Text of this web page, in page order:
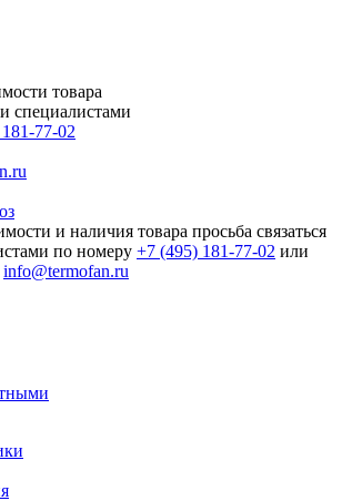
товара
специалистами
77-02
и наличия товара просьба связаться
по номеру +7 (495) 181-77-02 или
info@termofan.ru